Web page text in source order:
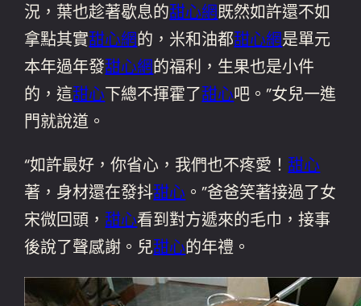
況，葉也趁著歇息的甜心網既然如許還不如
拿點其實甜心網的，米和油都甜心網是單元
本年過年發甜心網的福利，生果也是小件
的，這甜心下總不揮霍了甜心吧。”女兒一進
門就說道。
“如許最好，你省心，我們也不疼愛！甜心
著，身材還在發抖甜心 。”爸爸笑著接過了女
宋微回頭，甜心看到對方遞來的毛巾，接事
後說了聲感謝。兒甜心的年禮。